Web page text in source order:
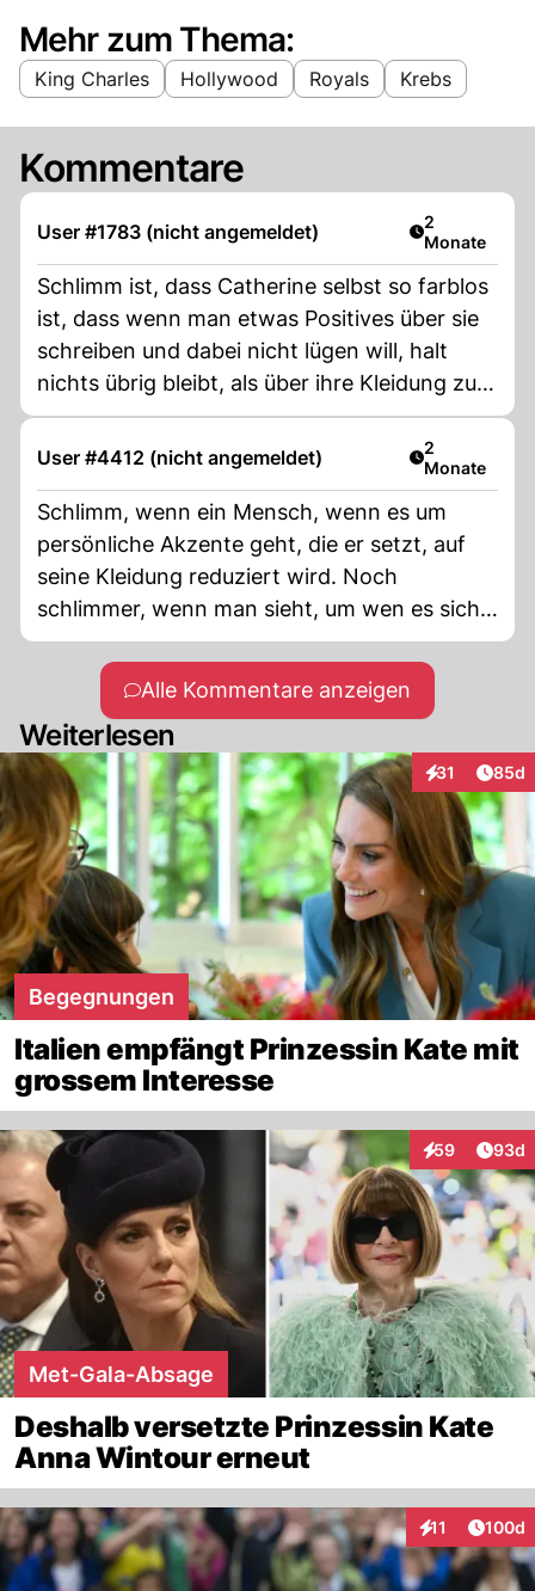
Mehr zum Thema:
King Charles Hollywood Royals Krebs
Kommentare
User #1783 (nicht angemeldet) Artikel
2
Monate
Schlimm ist, dass Catherine selbst so farblos
ist, dass wenn man etwas Positives über sie
schreiben und dabei nicht lügen will, halt
nichts übrig bleibt, als über ihre Kleidung zu
berichten.
User #4412 (nicht angemeldet) Artikel
2
Monate
Schlimm, wenn ein Mensch, wenn es um
persönliche Akzente geht, die er setzt, auf
seine Kleidung reduziert wird. Noch
schlimmer, wenn man sieht, um wen es sich
hier handelt.
Alle Kommentare anzeigen
Weiterlesen
31
Interaktionen
85d
Begegnungen
Italien empfängt Prinzessin Kate mit
grossem Interesse
59
Interaktionen
93d
Met-Gala-Absage
Deshalb versetzte Prinzessin Kate
Anna Wintour erneut
11
Interaktionen
100d